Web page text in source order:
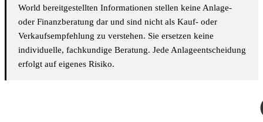
World bereitgestellten Informationen stellen keine Anlage-
oder Finanzberatung dar und sind nicht als Kauf- oder
Verkaufsempfehlung zu verstehen. Sie ersetzen keine
individuelle, fachkundige Beratung. Jede Anlageentscheidung
erfolgt auf eigenes Risiko.